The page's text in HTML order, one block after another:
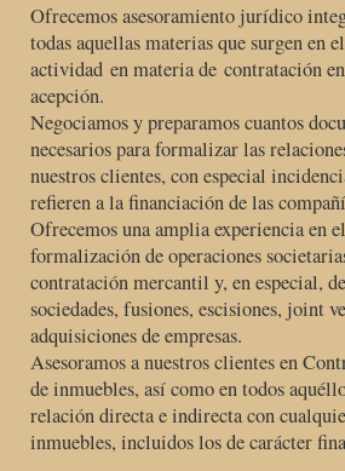
Ofrecemos asesoramiento jurídico
todas aquellas materias que surgen en
actividad en materia de contratación
acepción.
Negociamos y preparamos cuantos
necesarios para formalizar las
nuestros clientes, con especial
refieren a la financiación de las
Ofrecemos una amplia experiencia en
formalización de operaciones
contratación mercantil y, en especial,
sociedades, fusiones, escisiones, joint
adquisiciones de empresas.
Asesoramos a nuestros clientes en
de inmuebles, así como en todos
relación directa e indirecta con
inmuebles, incluidos los de carácter